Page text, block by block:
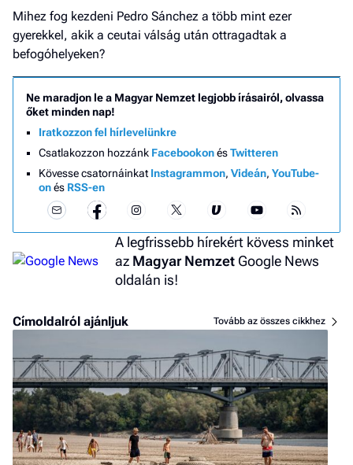
Mihez fog kezdeni Pedro Sánchez a több mint ezer
gyerekkel, akik a ceutai válság után ottragadtak a
befogóhelyeken?
Ne maradjon le a Magyar Nemzet legjobb írásairól, olvassa
őket minden nap!
Iratkozzon fel hírlevelünkre
Csatlakozzon hozzánk FacebookonésTwitteren
Kövesse csatornáinkat Instagrammon, Videán, YouTube-
onés RSS-en
A legfrissebb hírekért kövess minket
az Magyar Nemzet Google News
oldalán is!
Címoldalról ajánljuk Tovább az összes cikkhez